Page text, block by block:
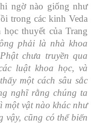
ngờ nào giống như
trong các kinh Veda
thuyết của Trang
phải là nhà khoa
chưa truyền qua
luật khoa học, và
một cách sâu sắc
nghĩ rằng chúng ta
một vật nào khác như
vậy, cũng có thể biến